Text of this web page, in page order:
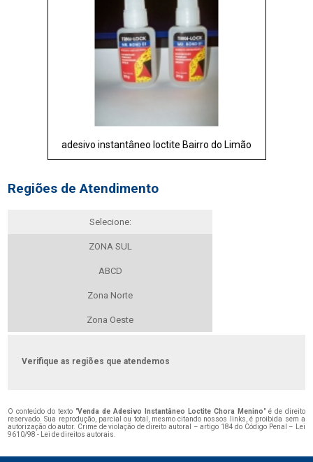
adesivo instantâneo loctite Bairro do Limão
Regiões de Atendimento
Selecione:
ZONA SUL
ABCD
Zona Norte
Zona Oeste
Verifique as regiões que atendemos
O conteúdo do texto "Venda de Adesivo Instantâneo Loctite Chora Menino" é de direito
reservado. Sua reprodução, parcial ou total, mesmo citando nossos links, é proibida sem a
autorização do autor. Crime de violação de direito autoral – artigo 184 do Código Penal –
Lei
9610/98 - Lei de direitos autorais